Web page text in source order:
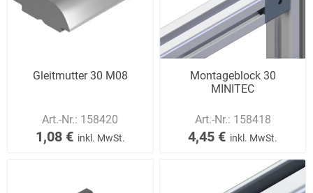
Gleitmutter 30 M08
Art.-Nr.: 158420
1,08 € inkl. MwSt.
Montageblock 30
MINITEC
Art.-Nr.: 158418
4,45 € inkl. MwSt.